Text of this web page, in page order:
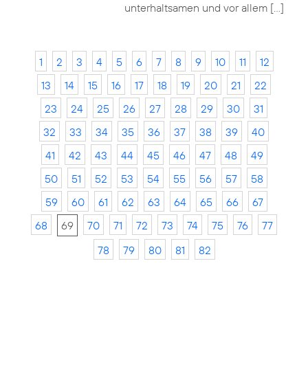
unterhaltsamen und vor allem […]
1 2 3 4 5 6 7 8 9 10 11
12
13
14 15 16 17 18 19 20 21
22
23
24 25 26 27 28 29 30
31
32
33 34 35 36 37 38 39
40
41
42 43 44 45 46 47 48
49
50
51 52 53 54 55 56 57
58
59
60 61 62 63 64 65 66
67
68
69 70 71 72 73 74 75 76
77
78
79 80 81 82